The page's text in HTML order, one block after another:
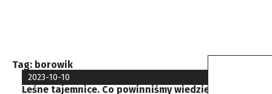
Tag: borowik
2023-10-10
Leśne tajemnice. Co powinniśmy wiedzieć o drzewach